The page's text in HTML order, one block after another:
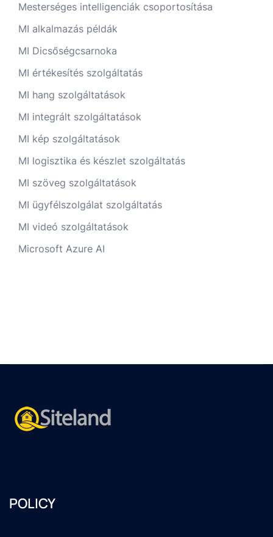
Mesterséges intelligenciák csoportosítása
MI alkalmazás példák
MI Dicsőségcsarnoka
MI értékesítés szolgáltatás
MI hang szolgáltatások
MI integrált szolgáltatások
MI kép szolgáltatások
MI logisztika és készlet szolgáltatás
MI szöveg szolgáltatások
MI ügyfélszolgálat szolgáltatás
MI videó szolgáltatások
Microsoft Azure AI
POLICY